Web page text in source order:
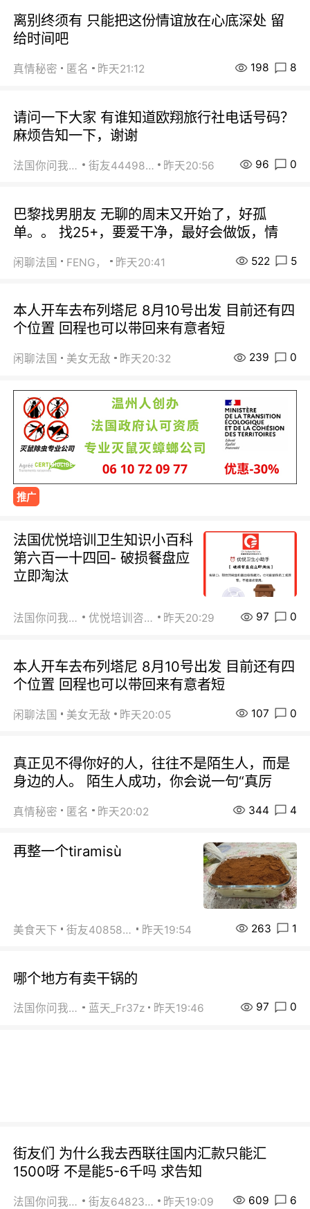
离别终须有 只能把这份情谊放在心底深处 留
给时间吧
真情秘密 匿名 昨天21:12 198 8
请问一下大家 有谁知道欧翔旅行社电话号码？
麻烦告知一下，谢谢
法国你问我答 街友44498484 昨天20:56 96 0
巴黎找男朋友 无聊的周末又开始了，好孤
单。。 找25+，要爱干净，最好会做饭，情
闲聊法国 FENG， 昨天20:41 522 5
本人开车去布列塔尼 8月10号出发 目前还有四
个位置 回程也可以带回来有意者短
闲聊法国 美女无敌 昨天20:32 239 0
推广
法国优悦培训卫生知识小百科
第六百一十四回- 破损餐盘应
立即淘汰
法国你问我答 优悦培训咨询 昨天20:29 97 0
本人开车去布列塔尼 8月10号出发 目前还有四
个位置 回程也可以带回来有意者短
闲聊法国 美女无敌 昨天20:05 107 0
真正见不得你好的人，往往不是陌生人，而是
身边的人。 陌生人成功，你会说一句“真厉
真情秘密 匿名 昨天20:02 344 4
再整一个tiramisù
美食天下 街友40858442 昨天19:54 263 1
哪个地方有卖干锅的
法国你问我答 蓝天_Fr37z 昨天19:46 97 0
街友们 为什么我去西联往国内汇款只能汇
1500呀 不是能5-6千吗 求告知
法国你问我答 街友64823891 昨天19:09 609 6